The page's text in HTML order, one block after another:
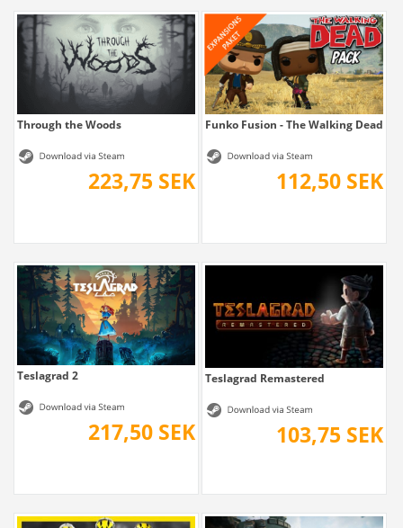
Through the Woods
223,75 SEK
Funko Fusion - The Walking Dead
112,50 SEK
Teslagrad 2
217,50 SEK
Teslagrad Remastered
103,75 SEK